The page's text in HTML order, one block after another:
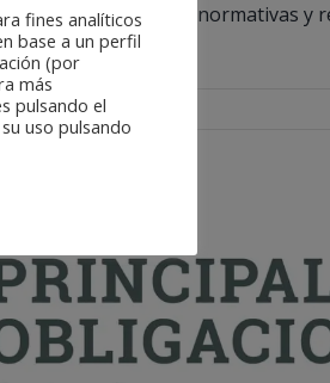
perfiles técnicos, normativas y
fines analíticos
base a un perfil
(por
más
pulsando el
uso pulsando